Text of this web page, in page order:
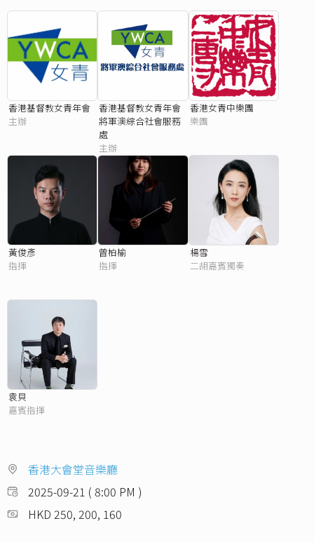
香港基督教女青年會
主辦
香港基督教女青年會
將軍澳綜合社會服務
處
主辦
香港女青中樂團
樂團
黃俊彥
指揮
曾柏榆
指揮
楊雪
二胡嘉賓獨奏
袁貝
嘉賓指揮
香港大會堂音樂廳
2025-09-21 ( 8:00 PM )
HKD 250, 200, 160